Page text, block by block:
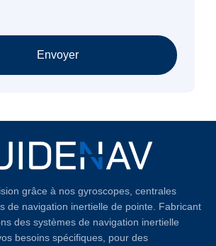
Envoyer
grâce à nos gyroscopes, centrales
de navigation inertielle de pointe. Fabricant
des systèmes de navigation inertielle
besoins spécifiques, pour des